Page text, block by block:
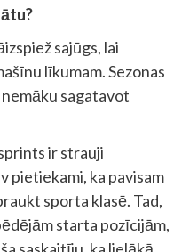
sajūgs, lai
līkumam. Sezonas
sagatavot
ir strauji
pietiekami, ka pavisam
sporta klasē. Tad,
starta pozīcijām,